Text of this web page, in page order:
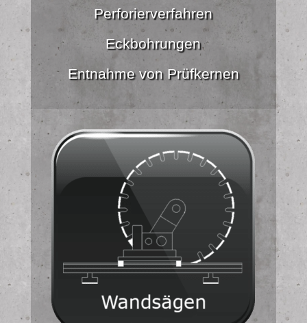
Perforierverfahren
Eckbohrungen
Entnahme von Prüfkernen